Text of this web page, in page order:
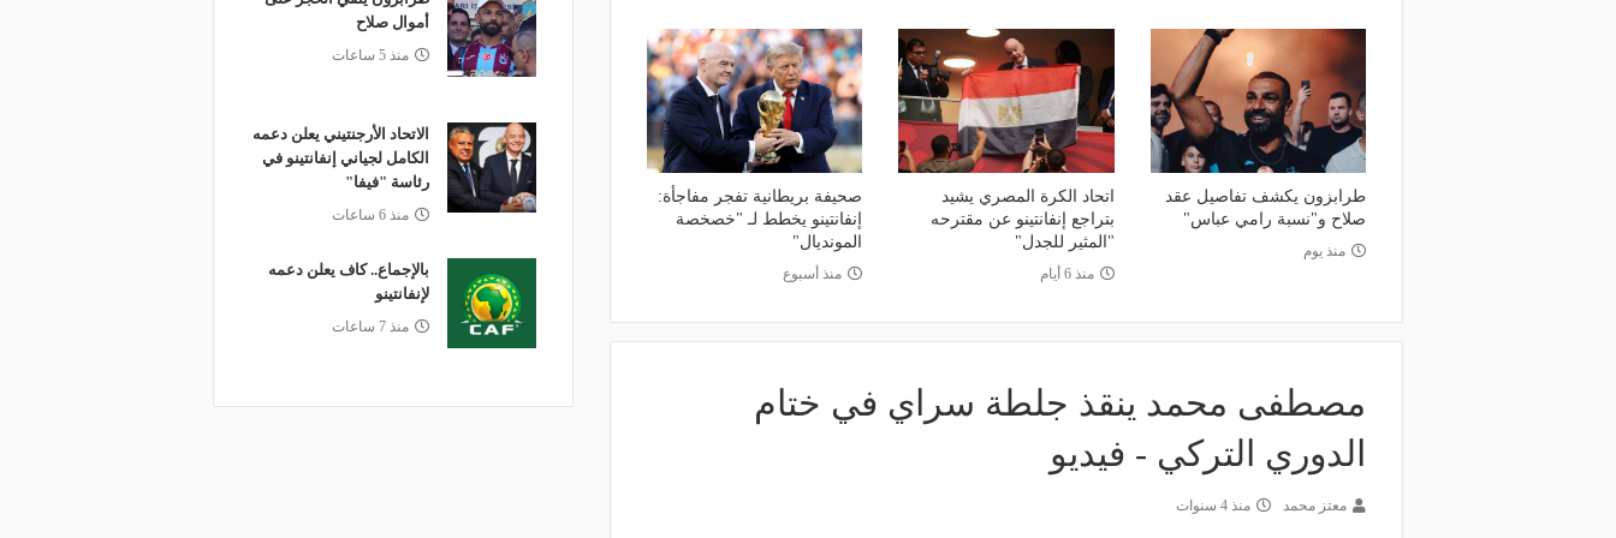
طرابزون يكشف تفاصيل عقد
صلاح و"نسبة رامي عباس"
منذ يوم
اتحاد الكرة المصري يشيد
بتراجع إنفانتينو عن مقترحه
"المثير للجدل"
منذ 6 أيام
صحيفة بريطانية تفجر مفاجأة:
إنفانتينو يخطط لـ "خصخصة
المونديال"
منذ أسبوع
مصطفى محمد ينقذ جلطة سراي في ختام
الدوري التركي - فيديو
معتز محمد منذ 4 سنوات
أموال صلاح
منذ 5 ساعات
الاتحاد الأرجنتيني يعلن دعمه
الكامل لجياني إنفانتينو في
رئاسة "فيفا"
منذ 6 ساعات
بالإجماع.. كاف يعلن دعمه
لإنفانتينو
منذ 7 ساعات